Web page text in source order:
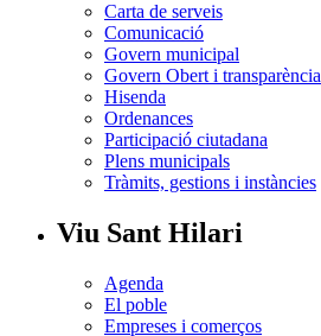
Carta de serveis
Comunicació
Govern municipal
Govern Obert i transparència
Hisenda
Ordenances
Participació ciutadana
Plens municipals
Tràmits, gestions i instàncies
Viu Sant Hilari
Agenda
El poble
Empreses i comerços